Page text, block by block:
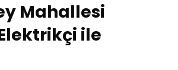
Mahallesi
ile